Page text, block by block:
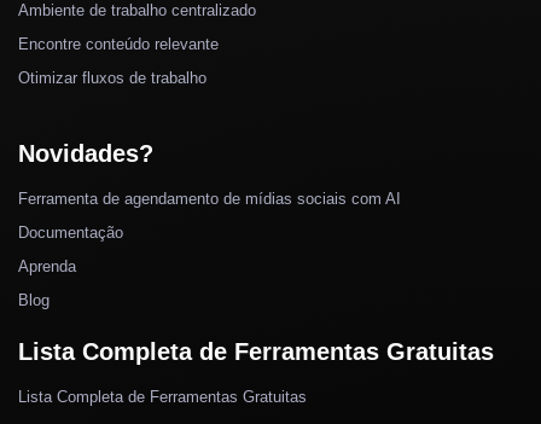
Ambiente de trabalho centralizado
Encontre conteúdo relevante
Otimizar fluxos de trabalho
Novidades?
Ferramenta de agendamento de mídias sociais com AI
Documentação
Aprenda
Blog
Lista Completa de Ferramentas Gratuitas
Lista Completa de Ferramentas Gratuitas